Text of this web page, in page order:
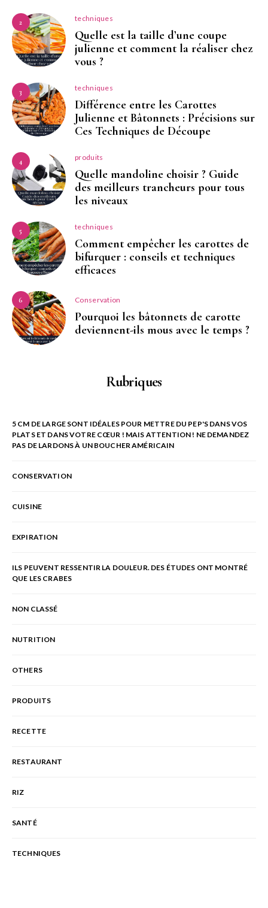
2 techniques
Quelle est la taille d’une coupe
julienne et comment la réaliser chez
vous ?
3 techniques
Différence entre les Carottes
Julienne et Bâtonnets : Précisions sur
Ces Techniques de Découpe
4 produits
Quelle mandoline choisir ? Guide
des meilleurs trancheurs pour tous
les niveaux
5 techniques
Comment empêcher les carottes de
bifurquer : conseils et techniques
efficaces
6 Conservation
Pourquoi les bâtonnets de carotte
deviennent-ils mous avec le temps ?
Rubriques
5 CM DE LARGE SONT IDÉALES POUR METTRE DU PEP'S DANS VOS
PLATS ET DANS VOTRE CŒUR ! MAIS ATTENTION ! NE DEMANDEZ
PAS DE LARDONS À UN BOUCHER AMÉRICAIN
CONSERVATION
CUISINE
EXPIRATION
ILS PEUVENT RESSENTIR LA DOULEUR. DES ÉTUDES ONT MONTRÉ
QUE LES CRABES
NON CLASSÉ
NUTRITION
OTHERS
PRODUITS
RECETTE
RESTAURANT
RIZ
SANTÉ
TECHNIQUES